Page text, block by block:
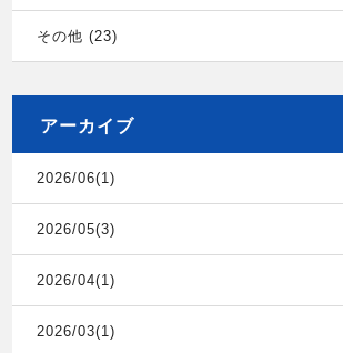
その他 (23)
アーカイブ
2026/06(1)
2026/05(3)
2026/04(1)
2026/03(1)